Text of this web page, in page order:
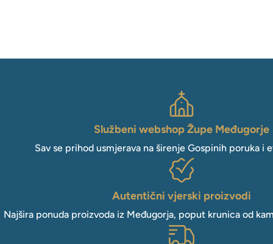
Službeni webshop Župe Međugorje
Sav se prihod usmjerava na širenje Gospinih poruka i
Autentični vjerski proizvodi
Najšira ponuda proizvoda iz Međugorja, poput krunica od